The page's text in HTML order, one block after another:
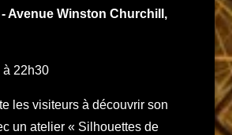
Avenue Winston Churchill,
à 22h30
les visiteurs à découvrir son
un atelier « Silhouettes de